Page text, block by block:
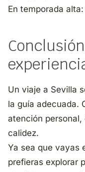
En temporada
Un viaje a Sevilla
la guía adecuada.
atención
calidez.
Ya sea que vayas
prefieras explorar